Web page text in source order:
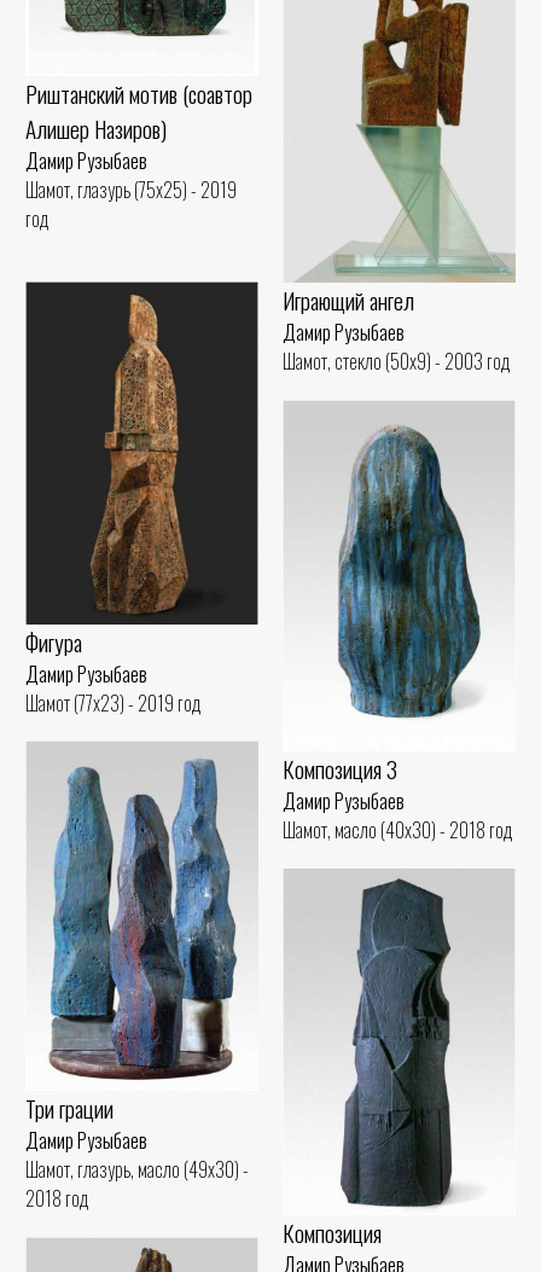
Риштанский мотив (соавтор
Алишер Назиров)
Дамир Рузыбаев
Шамот, глазурь (75x25) - 2019
год
Играющий ангел
Дамир Рузыбаев
Шамот, стекло (50x9) - 2003 год
Фигура
Дамир Рузыбаев
Шамот (77x23) - 2019 год
Композиция 3
Дамир Рузыбаев
Шамот, масло (40x30) - 2018 год
Три грации
Дамир Рузыбаев
Шамот, глазурь, масло (49x30) -
2018 год
Композиция
Дамир Рузыбаев